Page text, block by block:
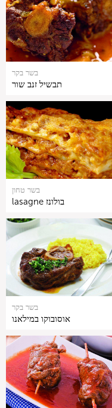
בשר בקר
תבשיל זנב שור
בשר טחון
lasagne בולונז
בשר בקר
אוסובוקו במילאנו